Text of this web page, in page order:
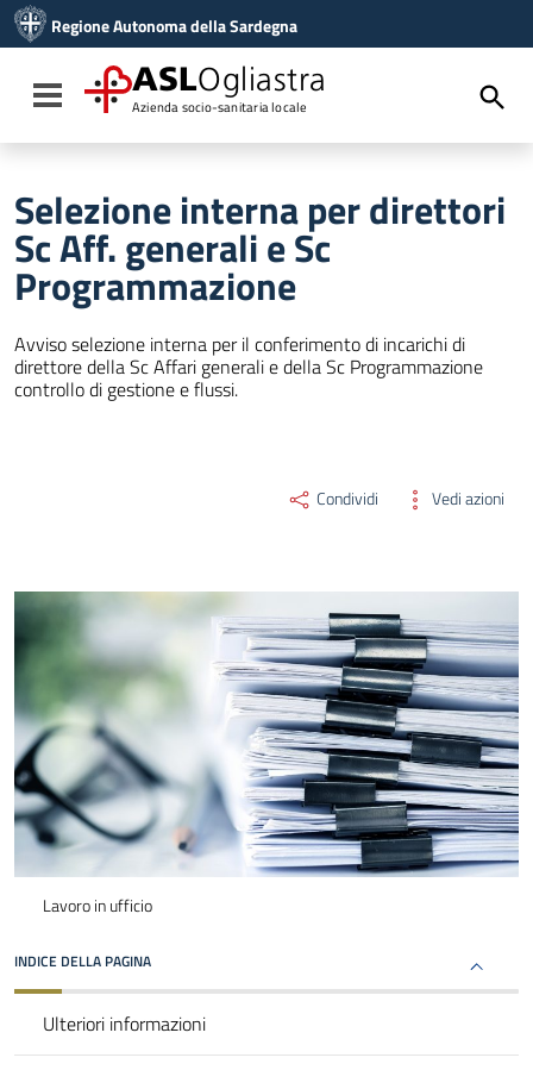
Vai al menu di navigazione
Vai al footer
Regione Autonoma della Sardegna
Toggle navigation
ASLOgliastra
Azienda socio-sanitaria locale
Selezione interna per direttori
Sc Aff. generali e Sc
Programmazione
Avviso selezione interna per il conferimento di incarichi di
direttore della Sc Affari generali e della Sc Programmazione
controllo di gestione e flussi.
Condividi Vedi azioni
Lavoro in ufficio
INDICE DELLA PAGINA
Ulteriori informazioni